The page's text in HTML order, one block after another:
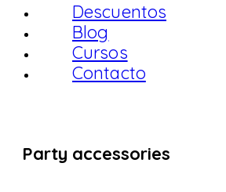
Descuentos
Blog
Cursos
Contacto
Party accessories